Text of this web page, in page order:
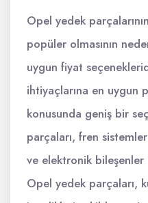
Opel yedek
popüler olmasının
uygun fiyat
ihtiyaçlarına en uygun
konusunda geniş bir
parçaları, fren
ve elektronik
Opel yedek parçaları,